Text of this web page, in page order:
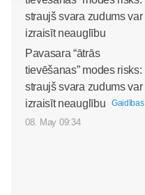
Pavasara “ātrās
tievēšanas” modes risks:
straujš svara zudums var
izraisīt neauglību
Gaidības
08. May 09:34